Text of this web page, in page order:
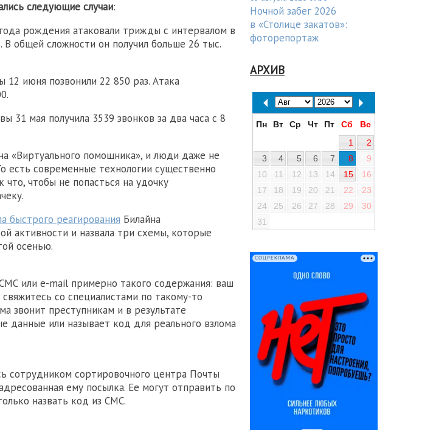
следующие случаи:
рождения атаковали трижды с интервалом в
В общей сложности он получил больше 26 тыс.
июня позвонили 22 850 раз. Атака
31 мая получила 3539 звонков за два часа с 8
«Виртуального помощника», и люди даже не
есть современные технологии существенно
чтобы не попасться на удочку
быстрого реагирования Билайна
активности и назвала три схемы, которые
осенью.
или e-mail примерно такого содержания: ваш
свяжитесь со специалистами по такому-то
звонит преступникам и в результате
данные или называет код для реального взлома
сотрудником сортировочного центра Почты
ему посылка. Ее могут отправить по
назвать код из СМС.
Ночной забег 2026
в «Столице закатов»:
фоторепортаж
АРХИВ
Пн Вт Ср Чт Пт Сб
Вс
1
2
3
4 5 6 7 8
9
10
11 12 13 14 15
16
17
18 19 20 21 22
23
24
25 26 27 28 29
30
31
СОЦРЕКЛАМА